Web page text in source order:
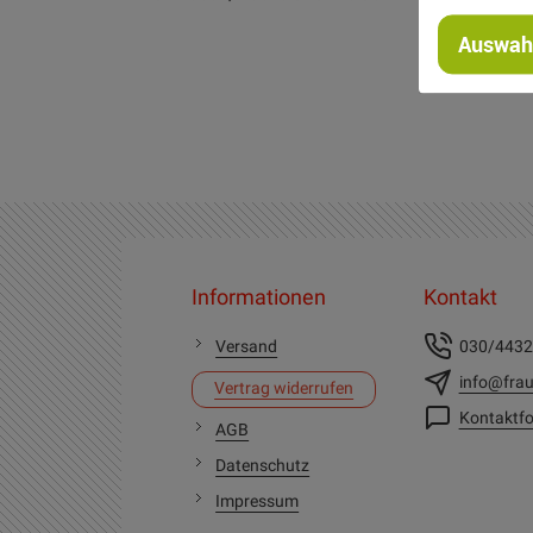
Informationen
Versand
Vertrag widerrufen
AGB
Datenschutz
Impressum
Kontakt
030/